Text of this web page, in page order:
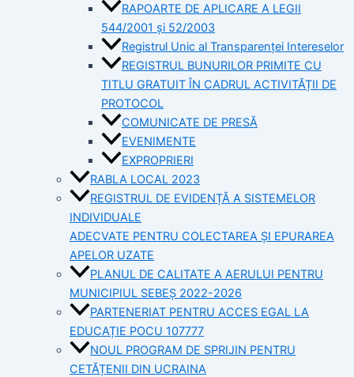
RAPOARTE DE APLICARE A LEGII
544/2001 și 52/2003
Registrul Unic al Transparenței Intereselor
REGISTRUL BUNURILOR PRIMITE CU
TITLU GRATUIT ÎN CADRUL ACTIVITĂȚII DE
PROTOCOL
COMUNICATE DE PRESĂ
EVENIMENTE
EXPROPRIERI
RABLA LOCAL 2023
REGISTRUL DE EVIDENȚĂ A SISTEMELOR
INDIVIDUALE
ADECVATE PENTRU COLECTAREA ȘI EPURAREA
APELOR UZATE
PLANUL DE CALITATE A AERULUI PENTRU
MUNICIPIUL SEBEȘ 2022-2026
PARTENERIAT PENTRU ACCES EGAL LA
EDUCAȚIE POCU 107777
NOUL PROGRAM DE SPRIJIN PENTRU
CETĂȚENII DIN UCRAINA